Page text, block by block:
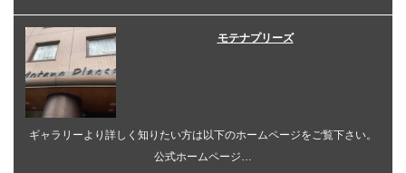
モテナプリーズ
ギャラリーより詳しく知りたい方は以下のホームページをご覧下さい。
公式ホームページ…